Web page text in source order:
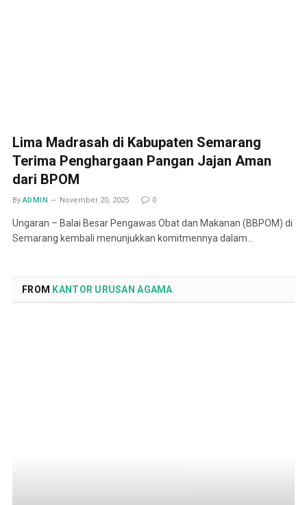
Lima Madrasah di Kabupaten Semarang
Terima Penghargaan Pangan Jajan Aman
dari BPOM
By ADMIN November 20, 2025 0
Ungaran – Balai Besar Pengawas Obat dan Makanan (BBPOM) di
Semarang kembali menunjukkan komitmennya dalam…
FROM KANTOR URUSAN AGAMA